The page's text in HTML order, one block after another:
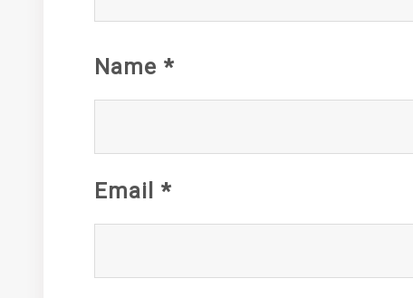
Name *
Email *